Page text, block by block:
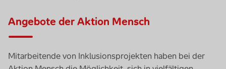
Angebote der Aktion Mensch
Mitarbeitende von Inklusionsprojekten haben bei der